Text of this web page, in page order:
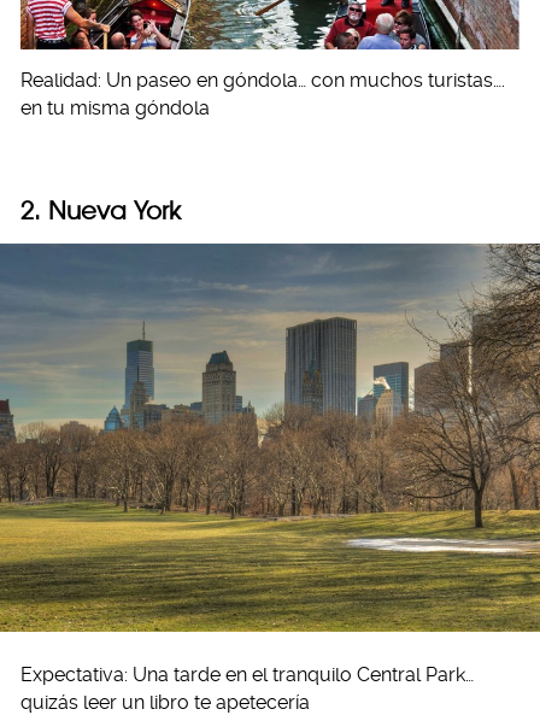
Realidad: Un paseo en góndola… con muchos turistas….
en tu misma góndola
2. Nueva York
Expectativa: Una tarde en el tranquilo Central Park…
quizás leer un libro te apetecería